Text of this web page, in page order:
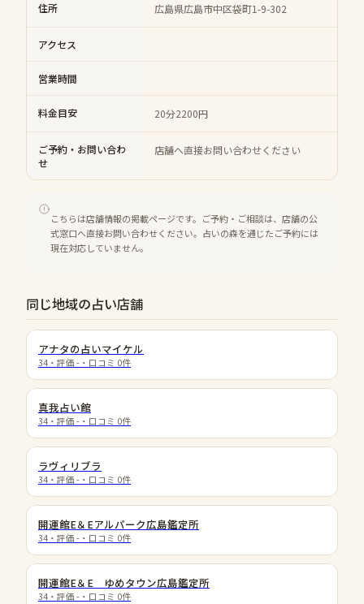
住所 広島県広島市中区袋町1-9-302
アクセス
営業時間
料金目安 20分2200円
ご予約・お問い合わ
せ
店舗へ直接お問い合わせください
こちらは店舗情報の掲載ページです。ご予約・ご相談は、店舗の公
式窓口へ直接お問い合わせください。占いの森を通じたご予約には
現在対応していません。
同じ地域の占い店舗
アナタの占いマイケル
34 ・評価 - ・口コミ 0件
真我占い館
34 ・評価 - ・口コミ 0件
ラヴィリブラ
34 ・評価 - ・口コミ 0件
開運館E＆Eアルパーク広島鑑定所
34 ・評価 - ・口コミ 0件
開運館E＆E ゆめタウン広島鑑定所
34 ・評価 - ・口コミ 0件